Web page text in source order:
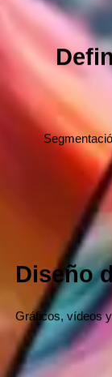
Diseño
Gráficos, vídeos